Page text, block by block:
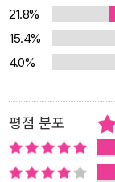
프 다이어가 했던 “
욱 뚜렷하게 인쇄되
모범 사례는 우리에
다”라는 제안에서
내서라면, 2부는 지
은 그가 탐험했던 영
라고 할 수 있다. 버거의 시 「지형」에서 제목을 따온 2부는, 각 글에서
다루고 있는 시대의
21.8%
15.4%
4.0%
평점 분포